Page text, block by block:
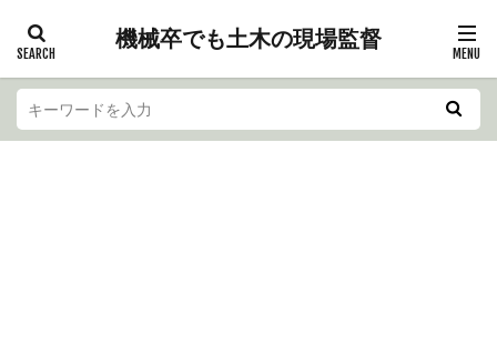
機械卒でも土木の現場監督